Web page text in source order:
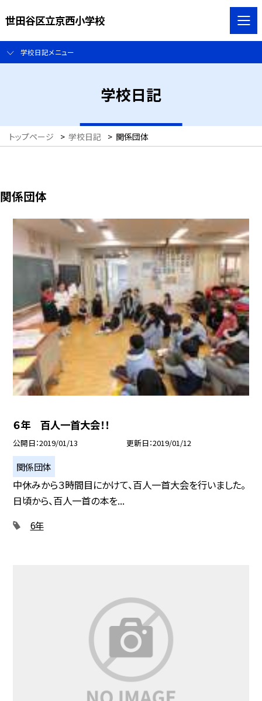
世田谷区立京西小学校
学校日記メニュー
学校日記
トップページ > 学校日記 > 関係団体
関係団体
６年 百人一首大会！！
公開日 2019/01/13 更新日 2019/01/12
関係団体
中休みから３時間目にかけて、百人一首大会を行いました。
日頃から、百人一首の本を...
6年